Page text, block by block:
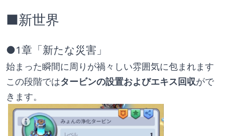
■新世界
●1章「新たな災害」
始まった瞬間に周りが禍々しい雰囲気に包まれます
この段階ではタービンの設置およびエキス回収がで
きます。